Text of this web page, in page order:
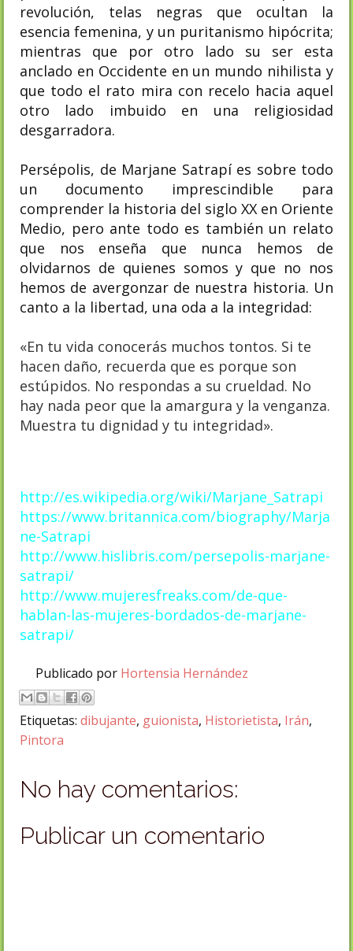
revolución, telas negras que ocultan la
esencia femenina, y un puritanismo hipócrita;
mientras que por otro lado su ser esta
anclado en Occidente en un mundo nihilista y
que todo el rato mira con recelo hacia aquel
otro lado imbuido en una religiosidad
desgarradora.
Persépolis, de Marjane Satrapí es sobre todo
un documento imprescindible para
comprender la historia del siglo XX en Oriente
Medio, pero ante todo es también un relato
que nos enseña que nunca hemos de
olvidarnos de quienes somos y que no nos
hemos de avergonzar de nuestra historia. Un
canto a la libertad, una oda a la integridad:
«En tu vida conocerás muchos tontos. Si te
hacen daño, recuerda que es porque son
estúpidos. No respondas a su crueldad. No
hay nada peor que la amargura y la venganza.
Muestra tu dignidad y tu integridad».
http://es.wikipedia.org/wiki/Marjane_Satrapi
https://www.britannica.com/biography/Marja
ne-Satrapi
http://www.hislibris.com/persepolis-marjane-
satrapi/
http://www.mujeresfreaks.com/de-que-
hablan-las-mujeres-bordados-de-marjane-
satrapi/
Publicado por Hortensia Hernández
Etiquetas: dibujante, guionista, Historietista, Irán,
Pintora
No hay comentarios:
Publicar un comentario